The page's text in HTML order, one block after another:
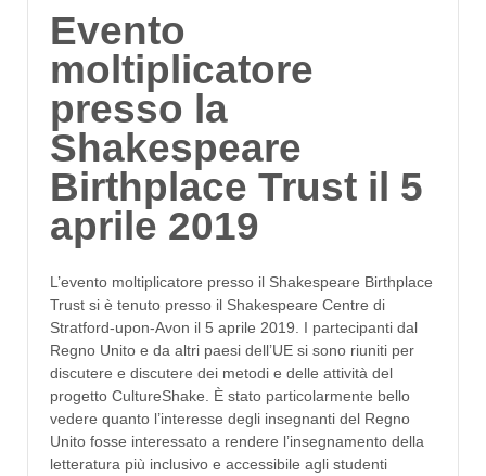
Evento
moltiplicatore
presso la
Shakespeare
Birthplace Trust il 5
aprile 2019
L’evento moltiplicatore presso il Shakespeare Birthplace
Trust si è tenuto presso il Shakespeare Centre di
Stratford-upon-Avon il 5 aprile 2019. I partecipanti dal
Regno Unito e da altri paesi dell’UE si sono riuniti per
discutere e discutere dei metodi e delle attività del
progetto CultureShake. È stato particolarmente bello
vedere quanto l’interesse degli insegnanti del Regno
Unito fosse interessato a rendere l’insegnamento della
letteratura più inclusivo e accessibile agli studenti